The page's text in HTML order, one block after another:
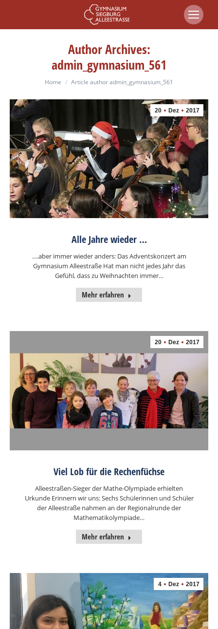
Author Archives:
admin_gymnasium_561
You are here:
Home Article author admin_gymnasium_561
20 Dez 2017
Alle Jahre wieder …
….aber immer wieder anders: Das Adventskonzert am
Gymnasium Alleestraße Hat man nicht jedes Jahr das
Gefühl, dass zu Weihnachten immer…
Mehr erfahren
20 Dez 2017
Viel Lob für die Rechenfüchse
Alleestraßen-Sieger der Mathe-Olympiade erhielten
Urkunde Erinnern wir uns: Sechs Schülerinnen und Schüler
der Alleestraße nahmen an der Regionalrunde der
Mathematikolympiade…
Mehr erfahren
4 Dez 2017